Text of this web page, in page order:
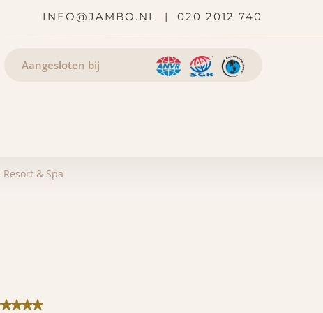
INFO@JAMBO.NL | 020 2012 740
Aangesloten bij
& Spa